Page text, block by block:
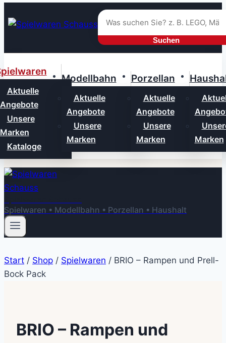
Inhalt
Suchen
Aktuelle
Angebote
Unsere
Marken
Kataloge
Modellbahn
Aktuelle
Angebote
Unsere
Marken
Porzellan
Aktuelle
Angebote
Unsere
Marken
Marken
Spielwaren • Modellbahn • Porzellan • Haushalt
Start / Shop / Spielwaren / BRIO – Rampen und Prell-
Bock Pack
BRIO – Rampen und